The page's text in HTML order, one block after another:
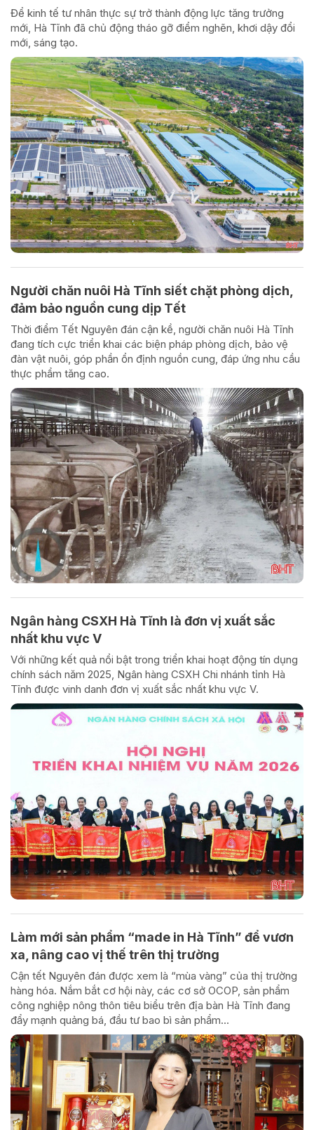
Để kinh tế tư nhân thực sự trở thành động lực tăng trưởng
mới, Hà Tĩnh đã chủ động tháo gỡ điểm nghẽn, khơi dậy đổi
mới, sáng tạo.
Người chăn nuôi Hà Tĩnh siết chặt phòng dịch,
đảm bảo nguồn cung dịp Tết
Thời điểm Tết Nguyên đán cận kề, người chăn nuôi Hà Tĩnh
đang tích cực triển khai các biện pháp phòng dịch, bảo vệ
đàn vật nuôi, góp phần ổn định nguồn cung, đáp ứng nhu cầu
thực phẩm tăng cao.
Ngân hàng CSXH Hà Tĩnh là đơn vị xuất sắc
nhất khu vực V
Với những kết quả nổi bật trong triển khai hoạt động tín dụng
chính sách năm 2025, Ngân hàng CSXH Chi nhánh tỉnh Hà
Tĩnh được vinh danh đơn vị xuất sắc nhất khu vực V.
Làm mới sản phẩm “made in Hà Tĩnh” để vươn
xa, nâng cao vị thế trên thị trường
Cận tết Nguyên đán được xem là “mùa vàng” của thị trường
hàng hóa. Nắm bắt cơ hội này, các cơ sở OCOP, sản phẩm
công nghiệp nông thôn tiêu biểu trên địa bàn Hà Tĩnh đang
đẩy mạnh quảng bá, đầu tư bao bì sản phẩm...